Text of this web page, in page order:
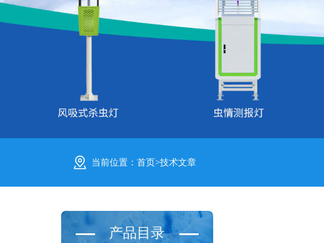
当前位置： 首页>技术文章
产品目录